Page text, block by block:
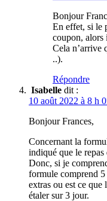
Bonjour
En effet, si le
coupon, alors
Cela n’arrive
..).
Répondre
Isabelle dit :
10 août 2022 à 8 h
Bonjour Frances,
Concernant la
indiqué que le
Donc, si je
formule comprend 5
extras ou est ce
étaler sur 3 jour.